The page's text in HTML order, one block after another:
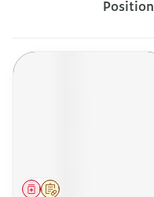
Trier par:
Sur prescription
Médicament